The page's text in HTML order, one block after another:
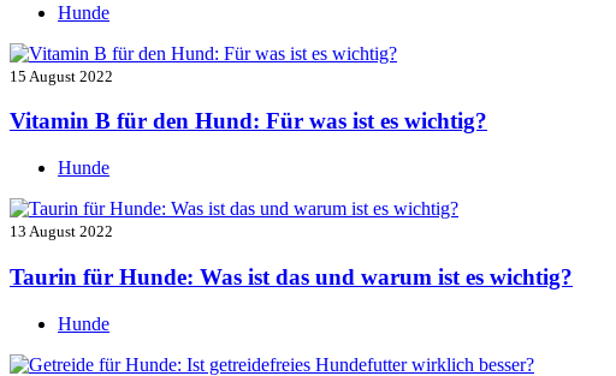
Hunde
15 August 2022
Vitamin B für den Hund: Für was ist es wichtig?
Hunde
13 August 2022
Taurin für Hunde: Was ist das und warum ist es wichtig?
Hunde